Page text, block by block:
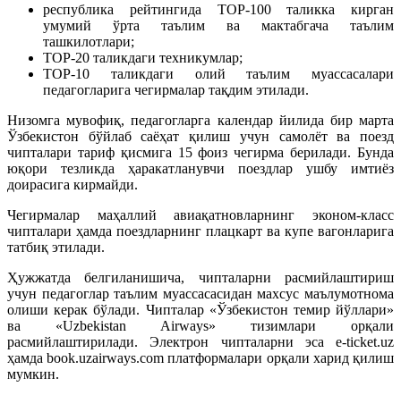
республика рейтингида TOP-100 таликка кирган
умумий ўрта таълим ва мактабгача таълим
ташкилотлари;
TOP-20 таликдаги техникумлар;
TOP-10 таликдаги олий таълим муассасалари
педагогларига чегирмалар тақдим этилади.
Низомга мувофиқ, педагогларга календар йилида бир марта
Ўзбекистон бўйлаб саёҳат қилиш учун самолёт ва поезд
чипталари тариф қисмига 15 фоиз чегирма берилади. Бунда
юқори тезликда ҳаракатланувчи поездлар ушбу имтиёз
доирасига кирмайди.
Чегирмалар маҳаллий авиақатновларнинг эконом-класс
чипталари ҳамда поездларнинг плацкарт ва купе вагонларига
татбиқ этилади.
Ҳужжатда белгиланишича, чипталарни расмийлаштириш
учун педагоглар таълим муассасасидан махсус маълумотнома
олиши керак бўлади. Чипталар «Ўзбекистон темир йўллари»
ва «Uzbekistan Airways» тизимлари орқали
расмийлаштирилади. Электрон чипталарни эса e-ticket.uz
ҳамда book.uzairways.com платформалари орқали харид қилиш
мумкин.